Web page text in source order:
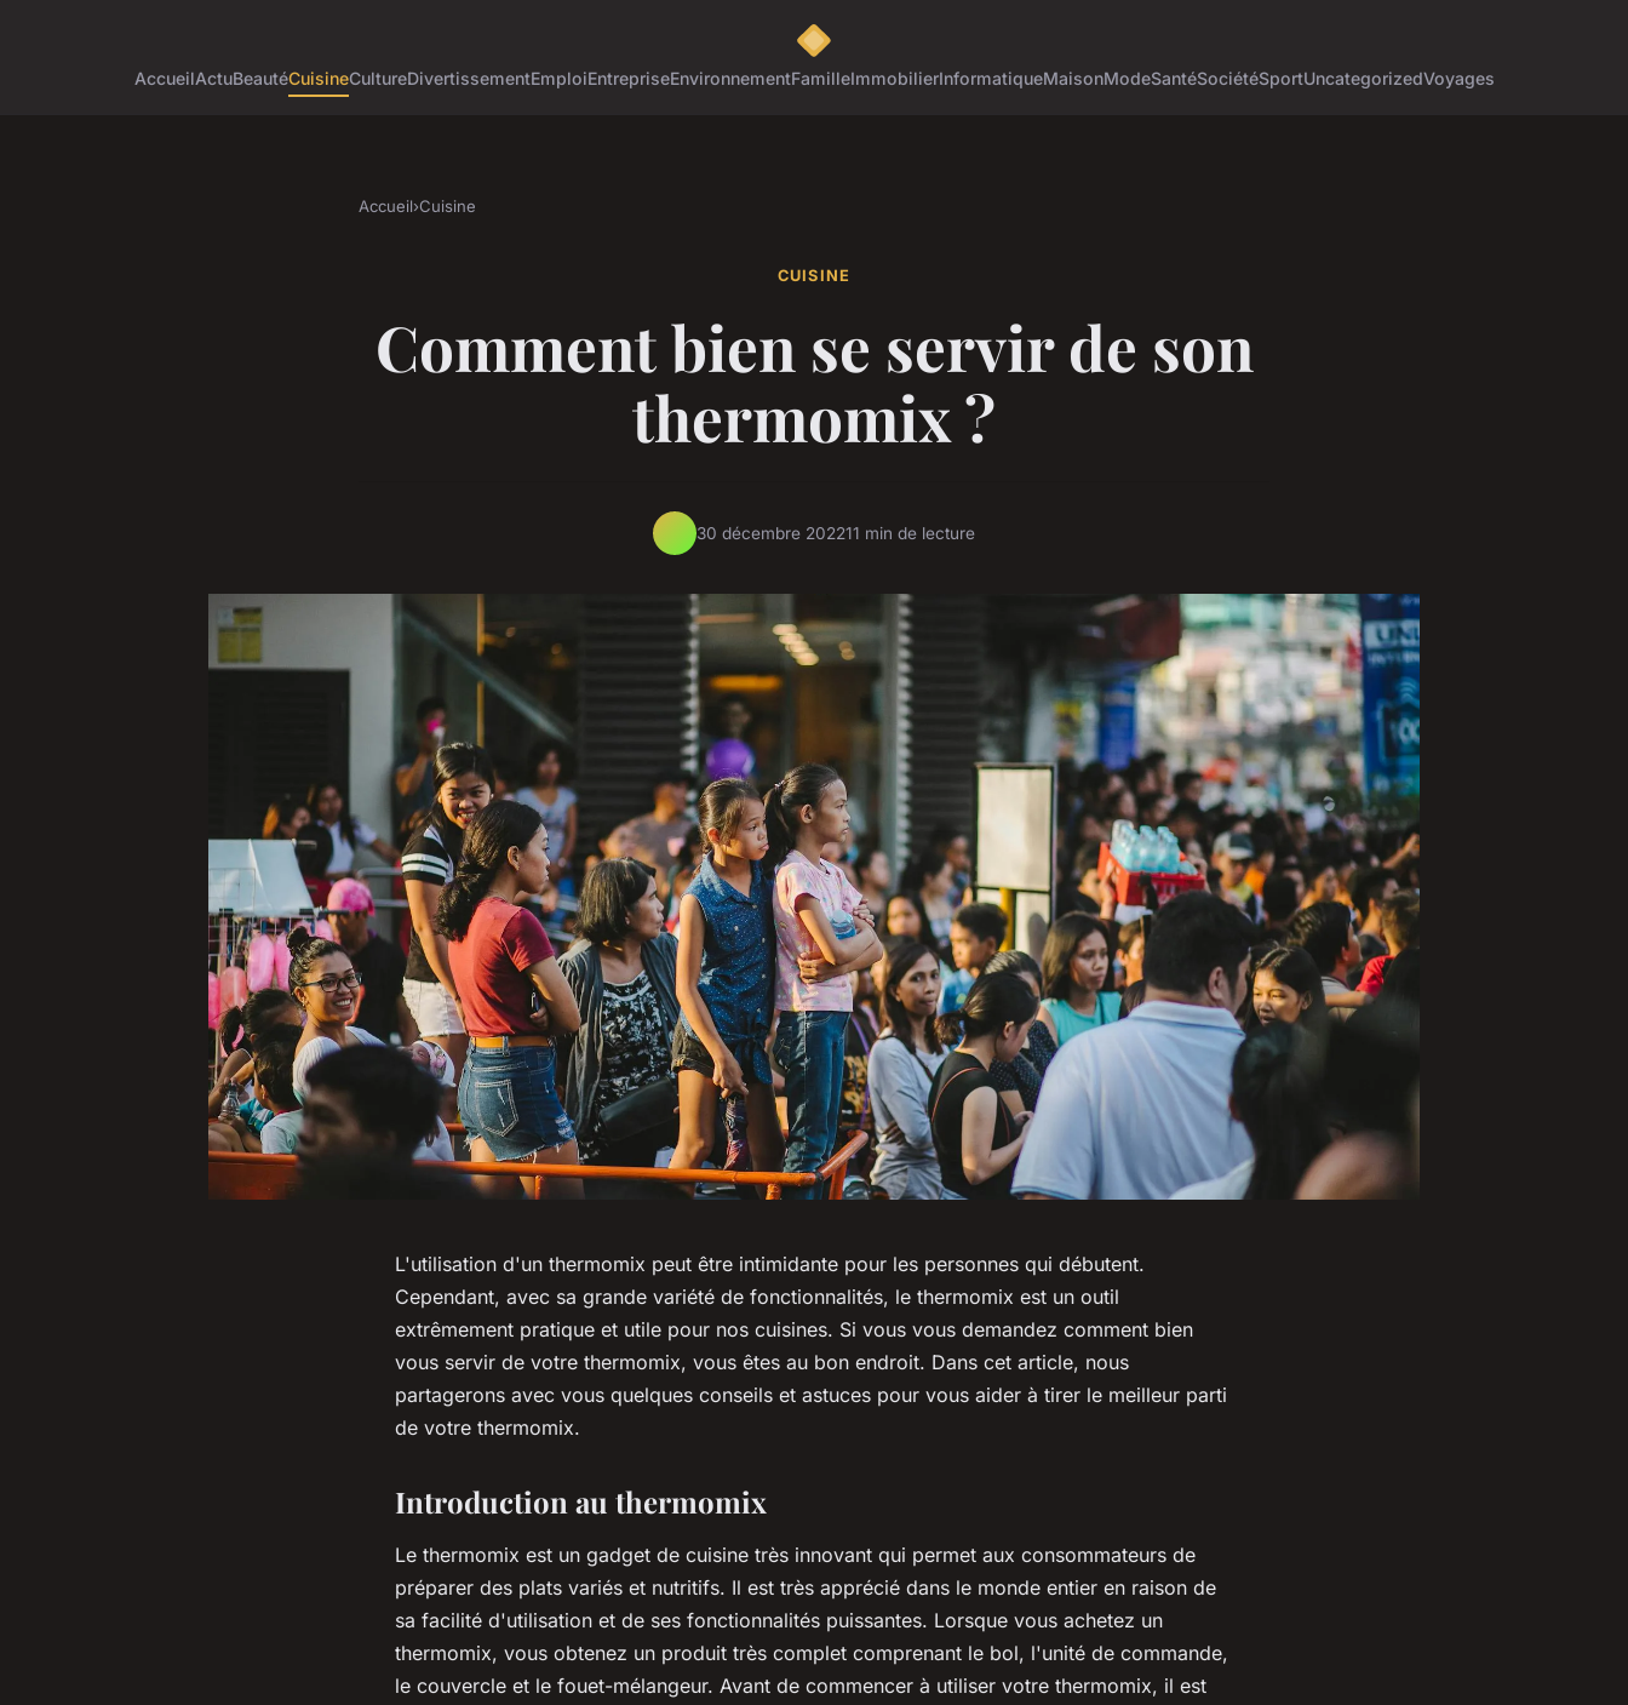
AccueilActuBeautéCuisineCultureDivertissementEmploiEntrepriseEnvironnementFamilleImmobilierInformatiqueMaisonModeSantéSociétéSportUncategorizedVoyages
Accueil›Cuisine
CUISINE
Comment bien se servir de son
thermomix ?
30 décembre 202211 min de lecture
L'utilisation d'un thermomix peut être intimidante pour les personnes qui débutent.
Cependant, avec sa grande variété de fonctionnalités, le thermomix est un outil
extrêmement pratique et utile pour nos cuisines. Si vous vous demandez comment bien
vous servir de votre thermomix, vous êtes au bon endroit. Dans cet article, nous
partagerons avec vous quelques conseils et astuces pour vous aider à tirer le meilleur parti
de votre thermomix.
Introduction au thermomix
Le thermomix est un gadget de cuisine très innovant qui permet aux consommateurs de
préparer des plats variés et nutritifs. Il est très apprécié dans le monde entier en raison de
sa facilité d'utilisation et de ses fonctionnalités puissantes. Lorsque vous achetez un
thermomix, vous obtenez un produit très complet comprenant le bol, l'unité de commande,
le couvercle et le fouet-mélangeur. Avant de commencer à utiliser votre thermomix, il est